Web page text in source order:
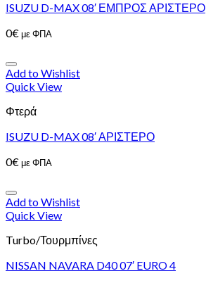
ISUZU D-MAX 08′ ΕΜΠΡΟΣ ΑΡΙΣΤΕΡΟ
0€με ΦΠΑ
Add to Wishlist
Quick View
Φτερά
ISUZU D-MAX 08′ ΑΡΙΣΤΕΡΟ
0€με ΦΠΑ
Add to Wishlist
Quick View
Turbo/Τουρμπίνες
NISSAN NAVARA D40 07′ EURO 4